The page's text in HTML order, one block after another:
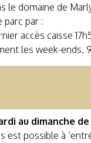
le domaine de
parc par :
accès caisse
les week-ends,
au dimanche de
est possible à